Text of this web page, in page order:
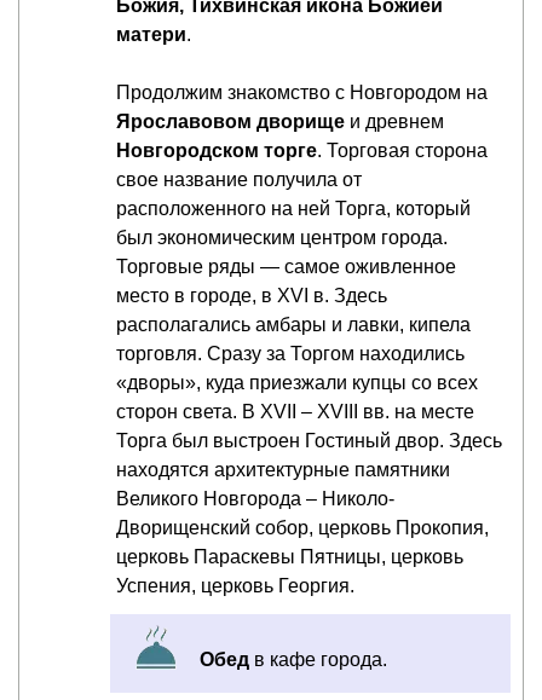
Божия, Тихвинская икона Божией
матери.
Продолжим знакомство с Новгородом на
Ярославовом дворище и древнем
Новгородском торге. Торговая сторона
свое название получила от
расположенного на ней Торга, который
был экономическим центром города.
Торговые ряды — самое оживленное
место в городе, в XVI в. Здесь
располагались амбары и лавки, кипела
торговля. Сразу за Торгом находились
«дворы», куда приезжали купцы со всех
сторон света. В XVII – XVIII вв. на месте
Торга был выстроен Гостиный двор. Здесь
находятся архитектурные памятники
Великого Новгорода – Николо-
Дворищенский собор, церковь Прокопия,
церковь Параскевы Пятницы, церковь
Успения, церковь Георгия.
Обед в кафе города.